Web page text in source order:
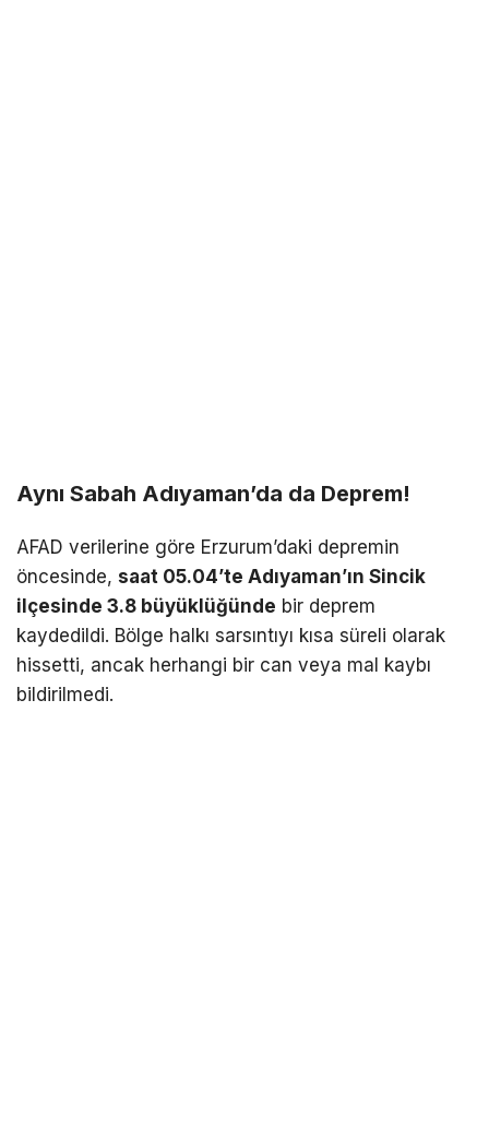
Aynı Sabah Adıyaman’da da Deprem!
AFAD verilerine göre Erzurum’daki depremin
öncesinde, saat 05.04’te Adıyaman’ın Sincik
ilçesinde 3.8 büyüklüğünde bir deprem
kaydedildi. Bölge halkı sarsıntıyı kısa süreli olarak
hissetti, ancak herhangi bir can veya mal kaybı
bildirilmedi.